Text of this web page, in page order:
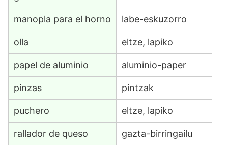
manopla para el horno labe-eskuzorro
olla eltze, lapiko
papel de aluminio aluminio-paper
pinzas pintzak
puchero eltze, lapiko
rallador de queso gazta-birringailu